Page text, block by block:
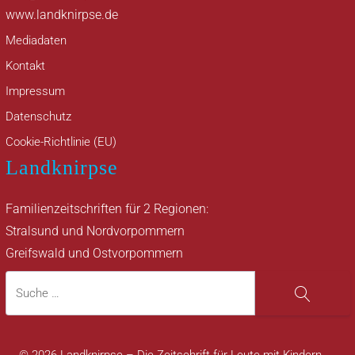
www.landknirpse.de
Mediadaten
Kontakt
Impressum
Datenschutz
Cookie-Richtlinie (EU)
Landknirpse
Familienzeitschriften für 2 Regionen:
Stralsund und Nordvorpommern
Greifswald und Ostvorpommern
Suche
Suche